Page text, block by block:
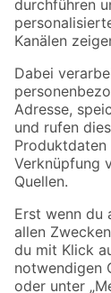
Folge uns
Zahlungsarten
Sicher einkaufen
Jetzt die toom-